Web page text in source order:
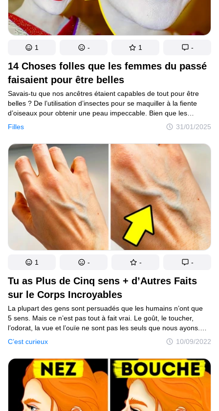
14 Choses folles que les femmes du passé
faisaient pour être belles
Filles 31/01/2025
Savais-tu que nos ancêtres étaient capables de tout pour être
belles ? De l’utilisation d’insectes pour se maquiller à la fiente
d’oiseaux pour obtenir une peau impeccable. Bien que les
tendances en matière de beauté aient évolué, certaines
techniques sont restées les mêmes au fil du temps. Voici
14 astuces de beauté que les femmes ont utilisées dans le passé
pour être éblouissantes.
1 - 1 -
Tu as Plus de Cinq sens + d’Autres Faits
sur le Corps Incroyables
C’est curieux 10/09/2022
La plupart des gens sont persuadés que les humains n’ont que
5 sens. Mais ce n’est pas tout à fait vrai. Le goût, le toucher,
l’odorat, la vue et l’ouïe ne sont pas les seuls que nous ayons.
Les scientifiques affirment que les gens ont entre 9 et 20 sens
au total. Parmi eux : la thermoception, qui est le sens
de la chaleur ; l’équilibrioception, qui est le sens de l’équilibre.
Il y a aussi le sens du temps qui passe — bien que tout le monde
ne semble pas maîtriser parfaitement ce dernier.Jusqu’à
un passé récent, on pensait qu’il n’y avait que huit groupes
sanguins différents. Mais en réalité, il existe plus de 30 systèmes
de groupes sanguins connus. Pour chaque kg de graisse que
1 - - -